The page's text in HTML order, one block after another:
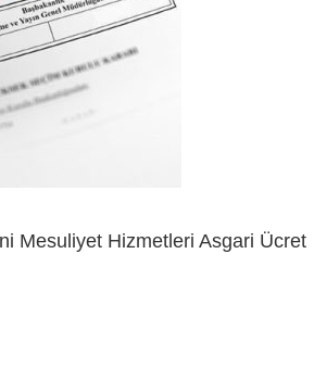
Mesuliyet Hizmetleri Asgari Ücret